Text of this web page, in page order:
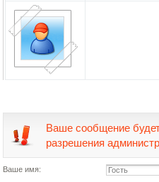
Ваше сообщение
разрешения
Ваше имя: